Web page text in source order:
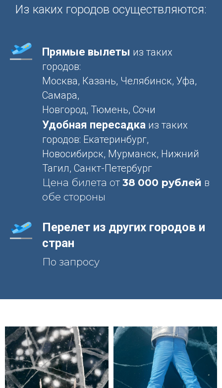
Из каких городов осуществляются:
Прямые вылеты из таких
городов:
Москва, Казань, Челябинск, Уфа,
Самара,
Новгород, Тюмень, Сочи
Удобная пересадка из таких
городов: Екатеринбург,
Новосибирск, Мурманск, Нижний
Тагил, Санкт-Петербург
Цена билета от 38 000 рублей в
обе стороны
Перелет из других городов и
стран
По запросу